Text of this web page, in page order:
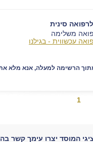
סינית
משלימה
עכשווית - בגילנו
הרשימה למעלה, אנא מלא
1
המוסד יצרו עימך קשר